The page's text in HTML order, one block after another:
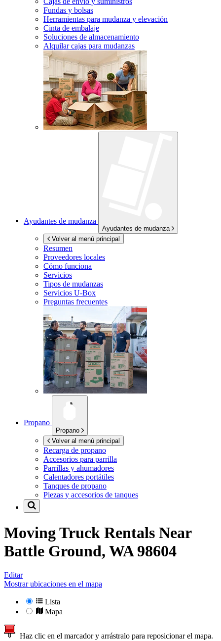
Fundas y bolsas
Herramientas para mudanza y elevación
Cinta de embalaje
Soluciones de almacenamiento
Alquilar cajas para mudanzas
Ayudantes de mudanza
Ayudantes de mudanza
Volver al menú principal
Resumen
Proveedores locales
Cómo funciona
Servicios
Tipos de mudanzas
Servicios U-Box
Preguntas frecuentes
Propano
Propano
Volver al menú principal
Recarga de propano
Accesorios para parrilla
Parrillas y ahumadores
Calentadores portátiles
Tanques de propano
Piezas y accesorios de tanques
Moving Truck Rentals Near
Battle Ground, WA 98604
Editar
Mostrar ubicaciones en el mapa
Lista
Mapa
Haz clic en el marcador y arrástralo para reposicionar el mapa.